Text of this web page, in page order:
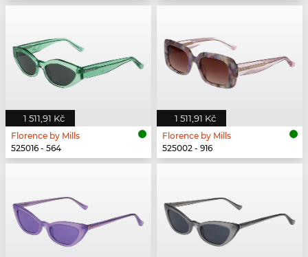
1 511,91 Kč
Florence by Mills
525016 - 564
1 511,91 Kč
Florence by Mills
525002 - 916